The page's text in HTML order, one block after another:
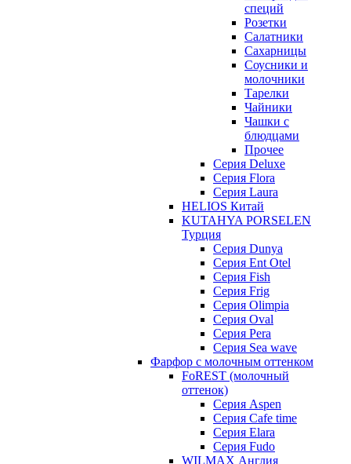
специй
Розетки
Салатники
Сахарницы
Соусники и
молочники
Тарелки
Чайники
Чашки с
блюдцами
Прочее
Серия Deluxe
Серия Flora
Серия Laura
HELIOS Китай
KUTAHYA PORSELEN
Турция
Серия Dunya
Серия Ent Otel
Серия Fish
Серия Frig
Серия Olimpia
Серия Oval
Серия Pera
Серия Sea wave
Фарфор с молочным оттенком
FoREST (молочный
оттенок)
Серия Aspen
Серия Cafe time
Серия Elara
Серия Fudo
WILMAX Англия